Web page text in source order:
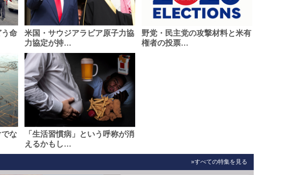
う命
米国・サウジアラビア原子力協
力協定が持…
野党・民主党の攻撃材料と米有
権者の投票…
な
「生活習慣病」という呼称が消
えるかもし…
»すべての特集を見る